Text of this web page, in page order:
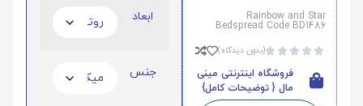
Rainbow and Star
Bedspread Code BD1486




(بدون دیدگاه)
فروشگاه اینترنتی مینی
مال { توضیحات کامل}
ابعاد
جنس